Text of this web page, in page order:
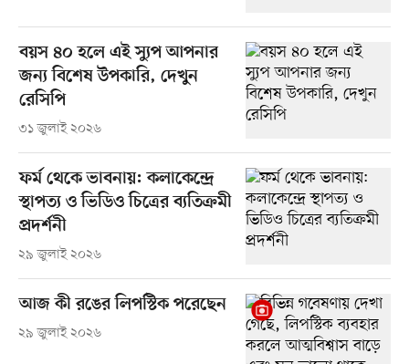
বয়স ৪০ হলে এই স্যুপ আপনার
জন্য বিশেষ উপকারি, দেখুন
রেসিপি
৩১ জুলাই ২০২৬
ফর্ম থেকে ভাবনায়: কলাকেন্দ্রে
স্থাপত্য ও ভিডিও চিত্রের ব্যতিক্রমী
প্রদর্শনী
২৯ জুলাই ২০২৬
আজ কী রঙের লিপস্টিক পরেছেন
২৯ জুলাই ২০২৬